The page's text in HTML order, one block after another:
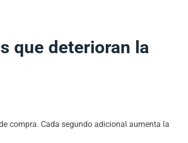
que deterioran la
compra. Cada segundo adicional aumenta la